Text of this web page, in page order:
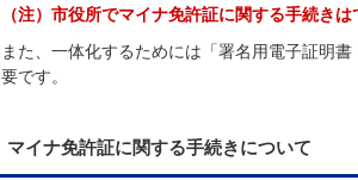
（注）市役所でマイナ免許証に関する手続きは
また、一体化するためには「署名用電子証明
要です。
マイナ免許証に関する手続きについて